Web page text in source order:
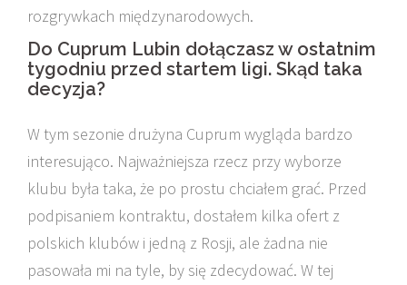
rozgrywkach międzynarodowych.
Do Cuprum Lubin dołączasz w ostatnim
tygodniu przed startem ligi. Skąd taka
decyzja?
W tym sezonie drużyna Cuprum wygląda bardzo
interesująco. Najważniejsza rzecz przy wyborze
klubu była taka, że po prostu chciałem grać. Przed
podpisaniem kontraktu, dostałem kilka ofert z
polskich klubów i jedną z Rosji, ale żadna nie
pasowała mi na tyle, by się zdecydować. W tej